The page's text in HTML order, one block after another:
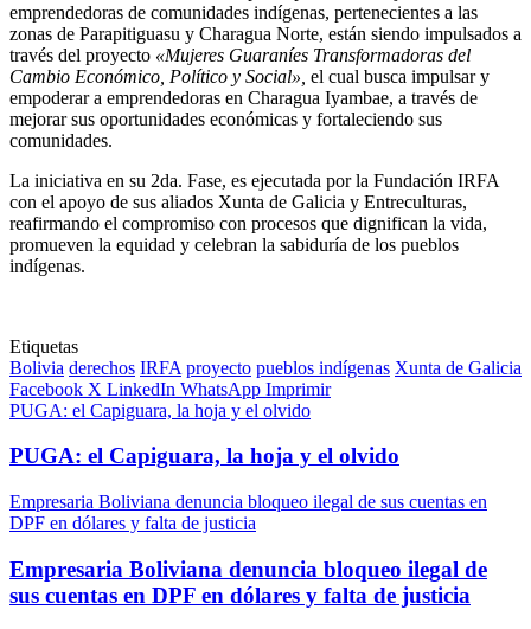
emprendedoras de comunidades indígenas, pertenecientes a las
zonas de Parapitiguasu y Charagua Norte, están siendo impulsados a
través del proyecto «Mujeres Guaraníes Transformadoras del
Cambio Económico, Político y Social», el cual busca impulsar y
empoderar a emprendedoras en Charagua Iyambae, a través de
mejorar sus oportunidades económicas y fortaleciendo sus
comunidades.
La iniciativa en su 2da. Fase, es ejecutada por la Fundación IRFA
con el apoyo de sus aliados Xunta de Galicia y Entreculturas,
reafirmando el compromiso con procesos que dignifican la vida,
promueven la equidad y celebran la sabiduría de los pueblos
indígenas.
Etiquetas
Bolivia derechos IRFA proyecto pueblos indígenas Xunta de Galicia
Facebook X LinkedIn WhatsApp Imprimir
PUGA: el Capiguara, la hoja y el olvido
PUGA: el Capiguara, la hoja y el olvido
Empresaria Boliviana denuncia bloqueo ilegal de sus cuentas en
DPF en dólares y falta de justicia
Empresaria Boliviana denuncia bloqueo ilegal de
sus cuentas en DPF en dólares y falta de justicia